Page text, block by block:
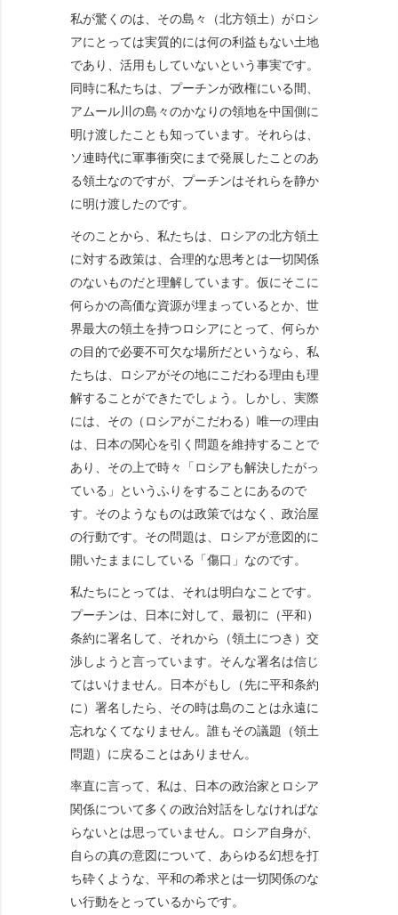
私が驚くのは、その島々（北方領土）がロシ
アにとっては実質的には何の利益もない土地
であり、活用もしていないという事実です。
同時に私たちは、プーチンが政権にいる間、
アムール川の島々のかなりの領地を中国側に
明け渡したことも知っています。それらは、
ソ連時代に軍事衝突にまで発展したことのあ
る領土なのですが、プーチンはそれらを静か
に明け渡したのです。
そのことから、私たちは、ロシアの北方領土
に対する政策は、合理的な思考とは一切関係
のないものだと理解しています。仮にそこに
何らかの高価な資源が埋まっているとか、世
界最大の領土を持つロシアにとって、何らか
の目的で必要不可欠な場所だというなら、私
たちは、ロシアがその地にこだわる理由も理
解することができたでしょう。しかし、実際
には、その（ロシアがこだわる）唯一の理由
は、日本の関心を引く問題を維持することで
あり、その上で時々「ロシアも解決したがっ
ている」というふりをすることにあるので
す。そのようなものは政策ではなく、政治屋
の行動です。その問題は、ロシアが意図的に
開いたままにしている「傷口」なのです。
私たちにとっては、それは明白なことです。
プーチンは、日本に対して、最初に（平和）
条約に署名して、それから（領土につき）交
渉しようと言っています。そんな署名は信じ
てはいけません。日本がもし（先に平和条約
に）署名したら、その時は島のことは永遠に
忘れなくてなりません。誰もその議題（領土
問題）に戻ることはありません。
率直に言って、私は、日本の政治家とロシア
関係について多くの政治対話をしなければな
らないとは思っていません。ロシア自身が、
自らの真の意図について、あらゆる幻想を打
ち砕くような、平和の希求とは一切関係のな
い行動をとっているからです。